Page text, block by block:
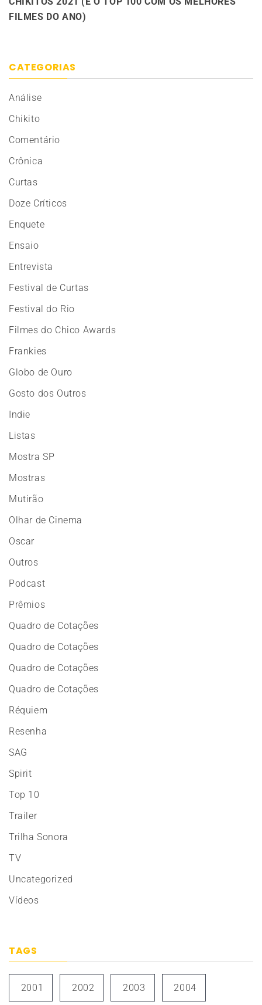
FILMES DO ANO)
CATEGORIAS
Análise
Chikito
Comentário
Crônica
Curtas
Doze Críticos
Enquete
Ensaio
Entrevista
Festival de Curtas
Festival do Rio
Filmes do Chico Awards
Frankies
Globo de Ouro
Gosto dos Outros
Indie
Listas
Mostra SP
Mostras
Mutirão
Olhar de Cinema
Oscar
Outros
Podcast
Prêmios
Quadro de Cotações
Quadro de Cotações
Quadro de Cotações
Quadro de Cotações
Réquiem
Resenha
SAG
Spirit
Top 10
Trailer
Trilha Sonora
TV
Uncategorized
Vídeos
TAGS
2001 2002 2003 2004